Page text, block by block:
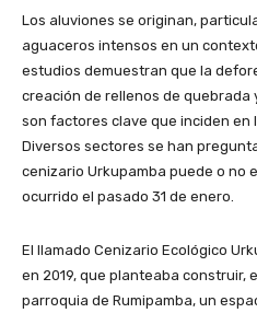
Los aluviones se originan,
aguaceros intensos en un
estudios demuestran que la
creación de rellenos de quebrada
son factores clave que inciden en
Diversos sectores se han
cenizario Urkupamba puede o no
ocurrido el pasado 31 de enero.
El llamado Cenizario Ecológico
en 2019, que planteaba construir,
parroquia de Rumipamba, un